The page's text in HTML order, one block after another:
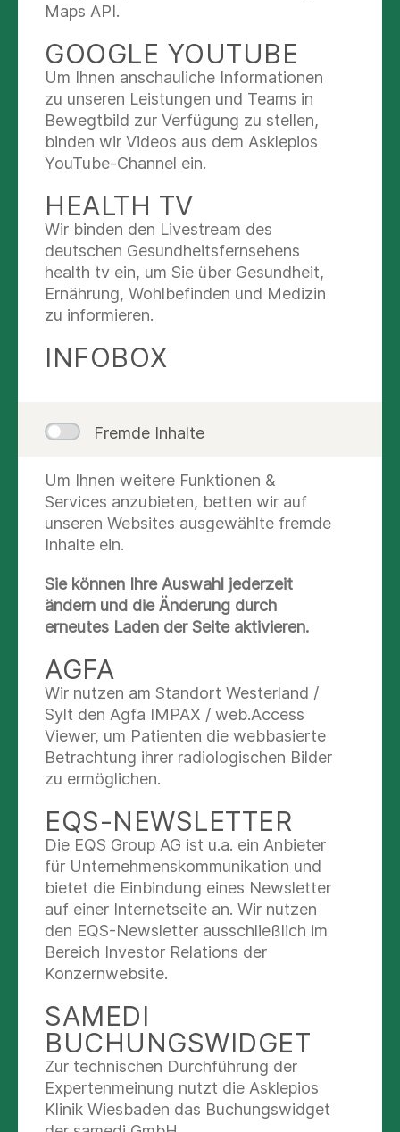
ALT-BUNDESPRÄSIDENT
WULFF: "DIE GESPRÄCHE
BESTÄTIGTEN EINMAL
MEHR, WIE ENGAGIERT
UND INTERESSIERT DIE
DAS MACHT MUT FÜR DIE
ZUKUNFT UNSERES
LANDES UND EUROPAS.“
Alt-Bundespräsident Wulff (2.v.rechts), links
daneben Prof. Asghari, mit Schüler:innen und
Pflege-Azubis u.a. beim Klinik-Rundgang in der
Asklepios Klinik Schildautal © Asklepios
Mit dabei:
CDU-Bundestagsabgeordneter Prof. Dr. Reza
Asghari, Seesens 2. stellvertretender Bürgermeister
Jürgen Nitsche sowie unter anderem
Schulleiter und Vertreter der Oberschule Seesen
Mitveranstalter des Gesprächs war. Anschließend war
Wulff zu Gast bei der CDU in Seesen.
Wie kann ein demokratischer Zusammenhalt in Europa
gestärkt werden? Welche Bedeutung haben Frieden,
Verantwortung und gegenseitiges Verständnis in einer
zunehmend globalisierten Welt? Welche Rolle spielen
junge Menschen für die Zukunft Europas – gemeinsam mit
den jungen Teilnehmerinnen und Teilnehmern sprach das
ehemalige Staatsoberhaupt über diese Themen und
beantwortete zahlreiche Fragen der interessierten
Schülerschaft. Dabei wurden auch persönliche
Zukunftsfragen sowie Sorgen der Schüler:innen und
angehenden Pflegekräfte erörtert.
Prof. Dr. Reza Asghari berichtete zuvor von seinem Leben
Der Wirtschaftswissenschaftler, Hochschulprofessor und
Politiker (CDU), ist Mitglied des Deutschen Bundestages
für den Wahlkreis Salzgitter-Wolfenbüttel. Der im Iran
geborene Asghari wurde einst während der Islamischen
Revolution als politischer Gefangener inhaftiert und kam
als politischer Flüchtling nach Deutschland. Seine
Lebensgeschichte, die ihn vom Flüchtling in den
Bundestag führte, fand große mediale Aufmerksamkeit.
Maps API.
GOOGLE YOUTUBE
Um Ihnen anschauliche Informationen
zu unseren Leistungen und Teams in
Bewegtbild zur Verfügung zu stellen,
binden wir Videos aus dem Asklepios
YouTube-Channel ein.
HEALTH TV
Wir binden den Livestream des
deutschen Gesundheitsfernsehens
health tv ein, um Sie über Gesundheit,
Ernährung, Wohlbefinden und Medizin
zu informieren.
INFOBOX
Fremde Inhalte
Um Ihnen weitere Funktionen &
Services anzubieten, betten wir auf
unseren Websites ausgewählte fremde
Inhalte ein.
Sie können Ihre Auswahl jederzeit
ändern und die Änderung durch
erneutes Laden der Seite aktivieren.
AGFA
Wir nutzen am Standort Westerland /
Sylt den Agfa IMPAX / web.Access
Viewer, um Patienten die webbasierte
Betrachtung ihrer radiologischen Bilder
zu ermöglichen.
EQS-NEWSLETTER
Die EQS Group AG ist u.a. ein Anbieter
für Unternehmenskommunikation und
bietet die Einbindung eines Newsletter
auf einer Internetseite an. Wir nutzen
den EQS-Newsletter ausschließlich im
Bereich Investor Relations der
Konzernwebsite.
SAMEDI
BUCHUNGSWIDGET
Zur technischen Durchführung der
Expertenmeinung nutzt die Asklepios
Klinik Wiesbaden das Buchungswidget